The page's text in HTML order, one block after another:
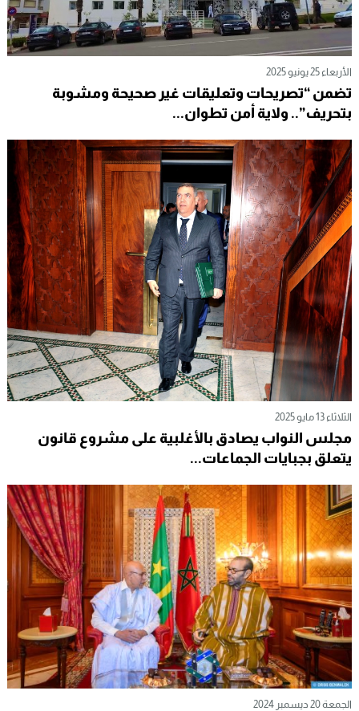
الأربعاء 25 يونيو 2025
تضمن “تصريحات وتعليقات غير صحيحة ومشوبة
بتحريف”.. ولاية أمن تطوان...
الثلاثاء 13 مايو 2025
مجلس النواب يصادق بالأغلبية على مشروع قانون
يتعلق بجبايات الجماعات...
الجمعة 20 ديسمبر 2024